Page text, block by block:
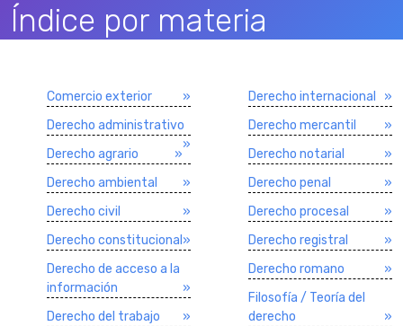
Índice por materia
Comercio exterior
»
Derecho administrativo
»
Derecho agrario
»
Derecho ambiental
»
Derecho civil
»
Derecho constitucional »
Derecho de acceso a la
información
»
Derecho del trabajo
»
Derecho internacional
»
Derecho mercantil
»
Derecho notarial
»
Derecho penal
»
Derecho procesal
»
Derecho registral
»
Derecho romano
»
Filosofí­a / Teorí­a del
derecho
»